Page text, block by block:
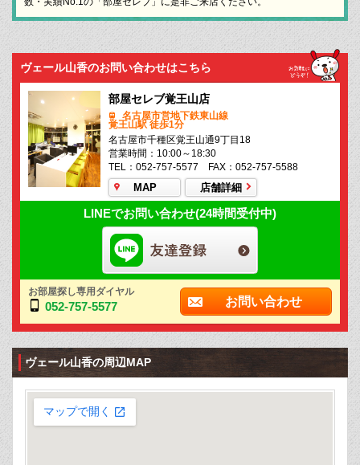
ヴェール山香のお問い合わせはこちら
部屋セレブ覚王山店
名古屋市営地下鉄東山線
覚王山駅 徒歩1分
名古屋市千種区覚王山通9丁目18
営業時間：10:00～18:30
TEL：052-757-5577 FAX：052-757-5588
MAP 店舗詳細
LINEでお問い合わせ(24時間受付中)
お部屋探し専用ダイヤル
052-757-5577 お問い合わせ
ヴェール山香の周辺MAP